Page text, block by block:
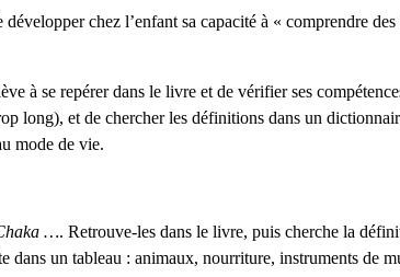
chez l’enfant sa capacité à « comprendre
à se repérer dans le livre et de vérifier ses
long), et de chercher les définitions dans un
mode de vie.
…. Retrouve-les dans le livre, puis cherche la
un tableau : animaux, nourriture, instruments de